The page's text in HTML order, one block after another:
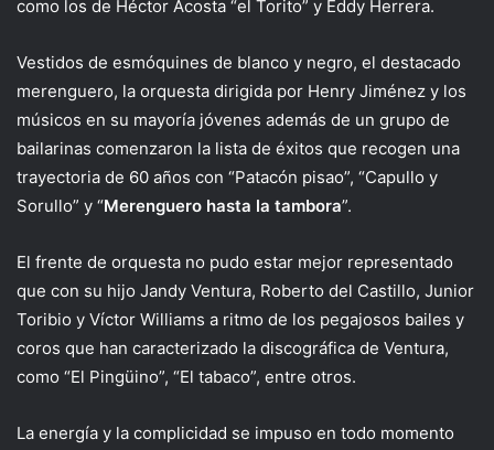
como los de Héctor Acosta “el Torito” y Eddy Herrera.
Vestidos de esmóquines de blanco y negro, el destacado
merenguero, la orquesta dirigida por Henry Jiménez y los
músicos en su mayoría jóvenes además de un grupo de
bailarinas comenzaron la lista de éxitos que recogen una
trayectoria de 60 años con “Patacón pisao”, “Capullo y
Sorullo” y “Merenguero hasta la tambora”.
El frente de orquesta no pudo estar mejor representado
que con su hijo Jandy Ventura, Roberto del Castillo, Junior
Toribio y Víctor Williams a ritmo de los pegajosos bailes y
coros que han caracterizado la discográfica de Ventura,
como “El Pingüino”, “El tabaco”, entre otros.
La energía y la complicidad se impuso en todo momento